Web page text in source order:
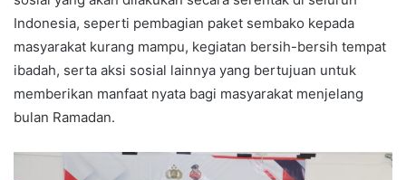
Indonesia, seperti pembagian paket sembako kepada
masyarakat kurang mampu, kegiatan bersih-bersih tempat
ibadah, serta aksi sosial lainnya yang bertujuan untuk
memberikan manfaat nyata bagi masyarakat menjelang
bulan Ramadan.